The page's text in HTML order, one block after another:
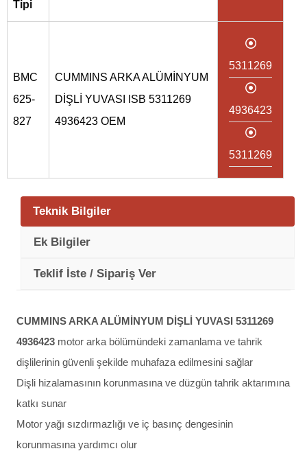
Tipi
BMC
625-
827
CUMMINS ARKA ALÜMİNYUM
DİŞLİ YUVASI ISB 5311269
4936423 OEM
5311269
4936423
5311269
Teknik Bilgiler
Ek Bilgiler
Teklif İste / Sipariş Ver
CUMMINS ARKA ALÜMİNYUM DİŞLİ YUVASI 5311269
4936423 motor arka bölümündeki zamanlama ve tahrik
dişlilerinin güvenli şekilde muhafaza edilmesini sağlar
Dişli hizalamasının korunmasına ve düzgün tahrik aktarımına
katkı sunar
Motor yağı sızdırmazlığı ve iç basınç dengesinin
korunmasına yardımcı olur